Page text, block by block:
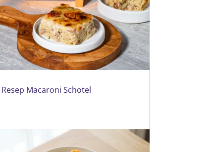
Resep Macaroni Schotel